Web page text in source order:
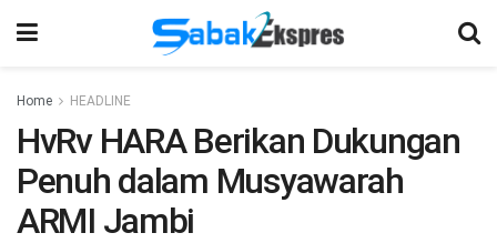
Home HEADLINE
HvRv HARA Berikan Dukungan
Penuh dalam Musyawarah
ARMI Jambi